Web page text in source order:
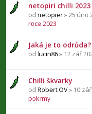
netopiri chilli 2023
od netopier» 25 úno
roce 2023
Jaká je to odrůda?
od lucin86» 12 zář
Chilli škvarky
od Robert OV» 10
pokrmy